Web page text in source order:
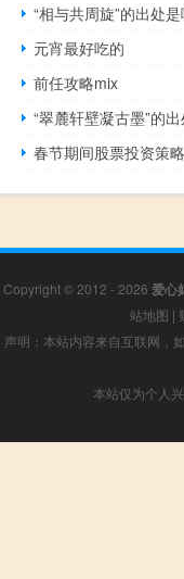
“相与共周旋”的出处是
元宵最好吃的
前任攻略mix
“翠麓轩壁凝古墨”的
春节期间股票投资策
Copyright © 2012 - 2026 爱心
站地图 |
声明：本站内容来自互联网，
本站仅为个人